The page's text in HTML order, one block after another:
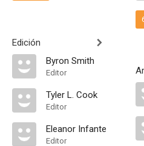
Edición
Byron Smith
Editor
Tyler L. Cook
Editor
Eleanor Infante
Editor